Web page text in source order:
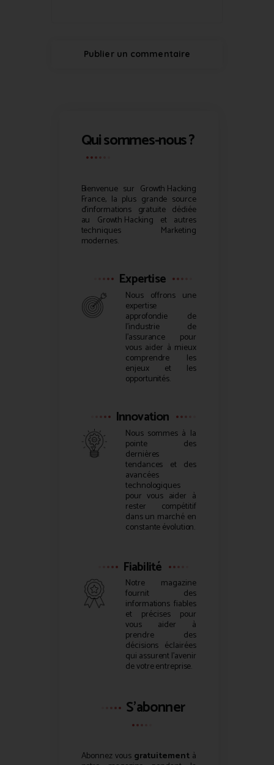
Qui sommes-nous ?
Bienvenue sur Growth Hacking
France, la plus grande source
d’informations gratuite dédiée
au Growth Hacking et autres
techniques Marketing
modernes.
Expertise
Nous offrons une
expertise
approfondie de
l’industrie de
l’assurance pour
vous aider à mieux
comprendre les
enjeux et les
opportunités.
Innovation
Nous sommes à la
pointe des
dernières
tendances et des
avancées
technologiques
pour vous aider à
rester compétitif
dans un marché en
constante évolution.
Fiabilité
Notre magazine
fournit des
informations fiables
et précises pour
vous aider à
prendre des
décisions éclairées
qui assurent l’avenir
de votre entreprise.
S'abonner
Abonnez vous gratuitementà